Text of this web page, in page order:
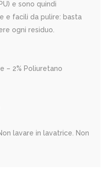
e sono quindi
e facili da pulire: basta
ogni residuo.
– 2% Poliuretano
lavare in lavatrice. Non